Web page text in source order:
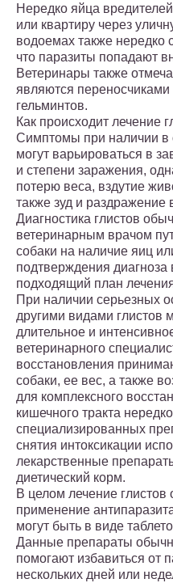
Нередко яйца
или квартиру через
водоемах также нередко
что паразиты попадают
Ветеринары также
являются
гельминтов.
Как происходит лечение
Симптомы при наличии в
могут варьироваться в
и степени заражения,
потерю веса, вздутие
также зуд и раздражение
Диагностика глистов
ветеринарным врачом
собаки на наличие яиц
подтверждения
подходящий план
При наличии серьезных
другими видами глистов
длительное и
ветеринарного
восстановления
собаки, ее вес, а также
для комплексного
кишечного тракта
специализированных
снятия интоксикации
лекарственные
диетический корм.
В целом лечение
применение
могут быть в виде
Данные препараты
помогают избавиться от
нескольких дней или